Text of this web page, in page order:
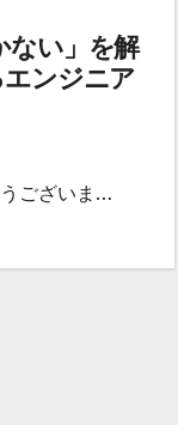
ない」を解
ンジニア
ございま…